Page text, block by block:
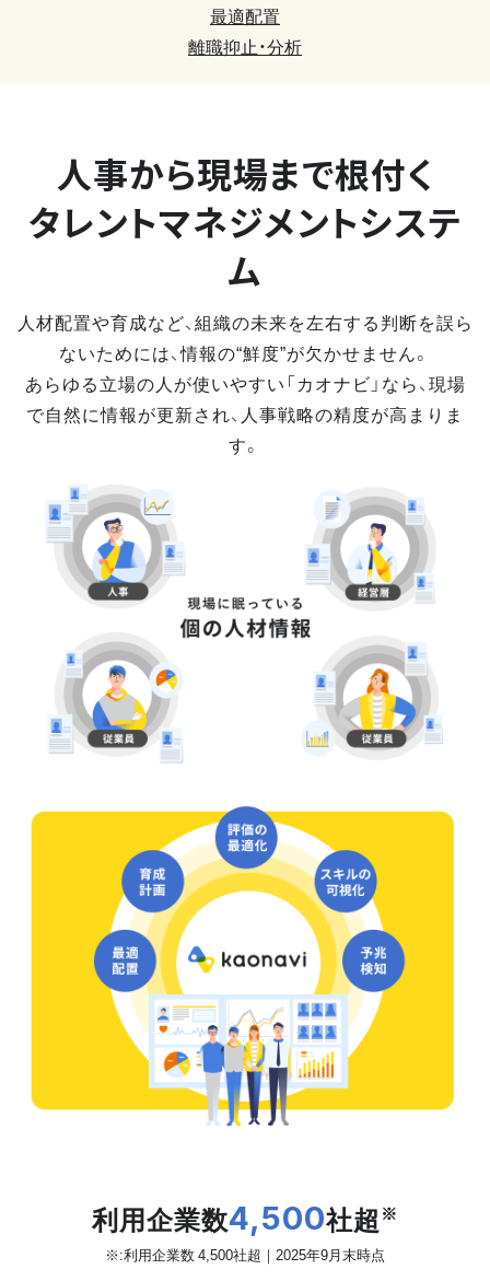
最適配置
離職抑止・分析
人事から現場まで根付く
タレントマネジメントシステ
ム
人材配置や育成など、組織の未来を左右する判断を誤ら
ないためには、情報の“鮮度”が欠かせません。
あらゆる立場の人が使いやすい「カオナビ」なら、現場
で自然に情報が更新され、人事戦略の精度が高まりま
す。
利用企業数4,500社超 ※
※:利用企業数 4,500社超｜2025年9月末時点